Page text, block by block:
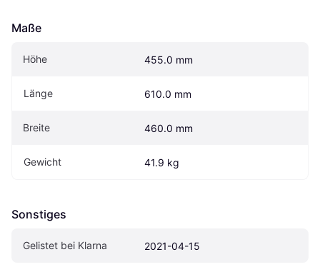
Maße
Höhe 455.0 mm
Länge 610.0 mm
Breite 460.0 mm
Gewicht 41.9 kg
Sonstiges
Gelistet bei Klarna 2021-04-15